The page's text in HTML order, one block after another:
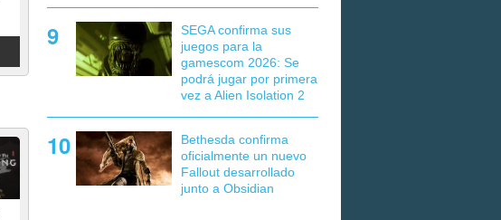
SEGA confirma sus
juegos para la
gamescom 2026: Se
podrá jugar por primera
vez a Alien Isolation 2
Bethesda confirma
oficialmente un nuevo
Fallout desarrollado
junto a Obsidian